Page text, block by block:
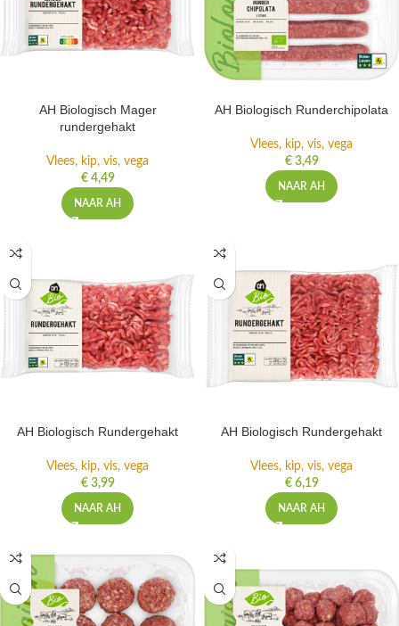
AH Biologisch Mager
rundergehakt
Vlees, kip, vis, vega
€4,49
NAAR AH
AH Biologisch Runderchipolata
Vlees, kip, vis, vega
€3,49
NAAR AH
AH Biologisch Rundergehakt
Vlees, kip, vis, vega
€3,99
NAAR AH
AH Biologisch Rundergehakt
Vlees, kip, vis, vega
€6,19
NAAR AH